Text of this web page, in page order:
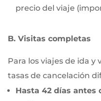
precio del viaje
B. Visitas completas
Para los viajes de ida
tasas de cancelación
Hasta 42 días antes